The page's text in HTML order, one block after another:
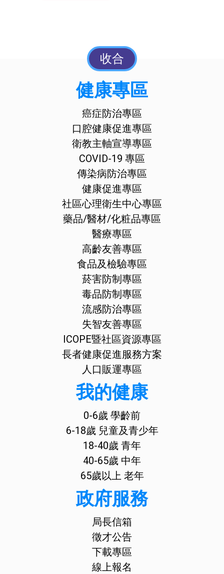
收合
健康專區
癌症防治專區
口腔健康促進專區
衛教主軸宣導專區
COVID-19 專區
傳染病防治專區
健康促進專區
社區心理衛生中心專區
藥品/醫材/化粧品專區
醫療專區
高齡友善專區
食品及檢驗專區
菸害防制專區
毒品防制專區
流感防治專區
失智友善專區
ICOPE暨社區資源專區
長者健康促進服務方案
人口販運專區
我的健康
0-6歲 學齡前
6-18歲 兒童及青少年
18-40歲 青年
40-65歲 中年
65歲以上 老年
政府服務
局長信箱
徵才公告
下載專區
線上報名